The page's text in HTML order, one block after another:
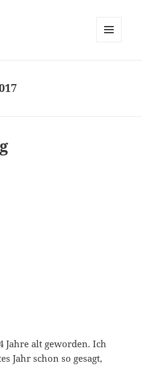
Jahre alt geworden. Ich
Jahr schon so gesagt,